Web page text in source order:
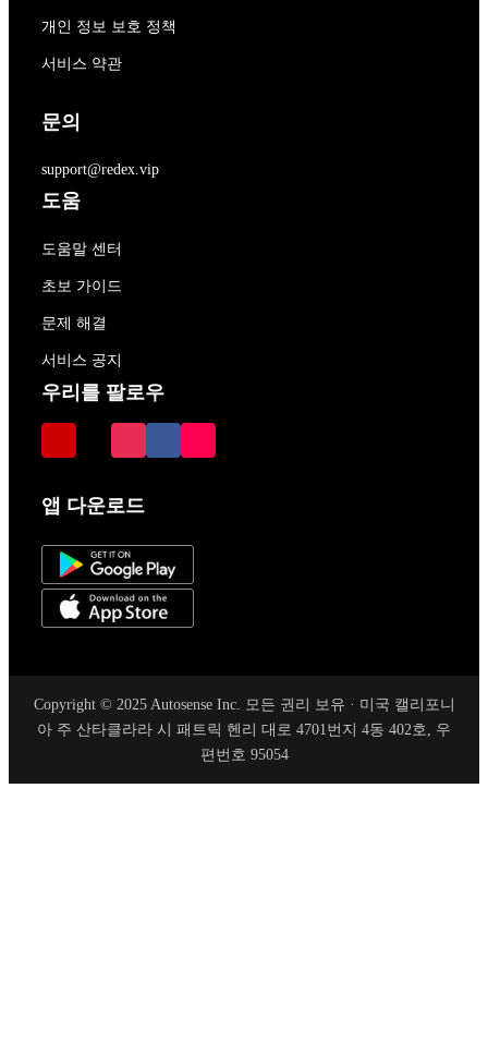
개인 정보 보호 정책
서비스 약관
문의
support@redex.vip
도움
도움말 센터
초보 가이드
문제 해결
서비스 공지
우리를 팔로우
앱 다운로드
Copyright © 2025 Autosense Inc. 모든 권리 보유 · 미국 캘리포니
아 주 산타클라라 시 패트릭 헨리 대로 4701번지 4동 402호, 우
편번호 95054